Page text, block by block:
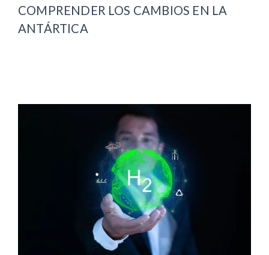
COMPRENDER LOS CAMBIOS EN LA
ANTÁRTICA